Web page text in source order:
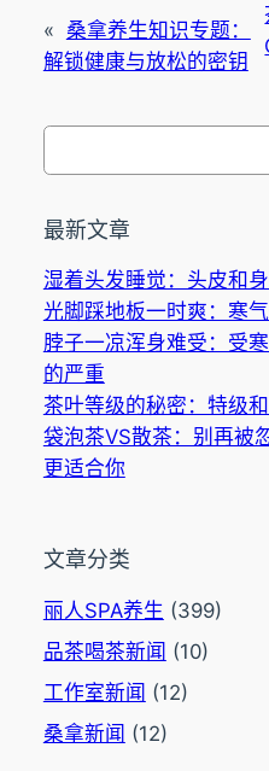
« 桑拿养生知识专题：
解锁健康与放松的密钥
搜
最新文章
湿着头发睡觉：头皮和
光脚踩地板一时爽：寒
脖子一凉浑身难受：受
的严重
茶叶等级的秘密：特级
袋泡茶VS散茶：别再被
更适合你
文章分类
丽人SPA养生 (399)
品茶喝茶新闻 (10)
工作室新闻 (12)
桑拿新闻 (12)